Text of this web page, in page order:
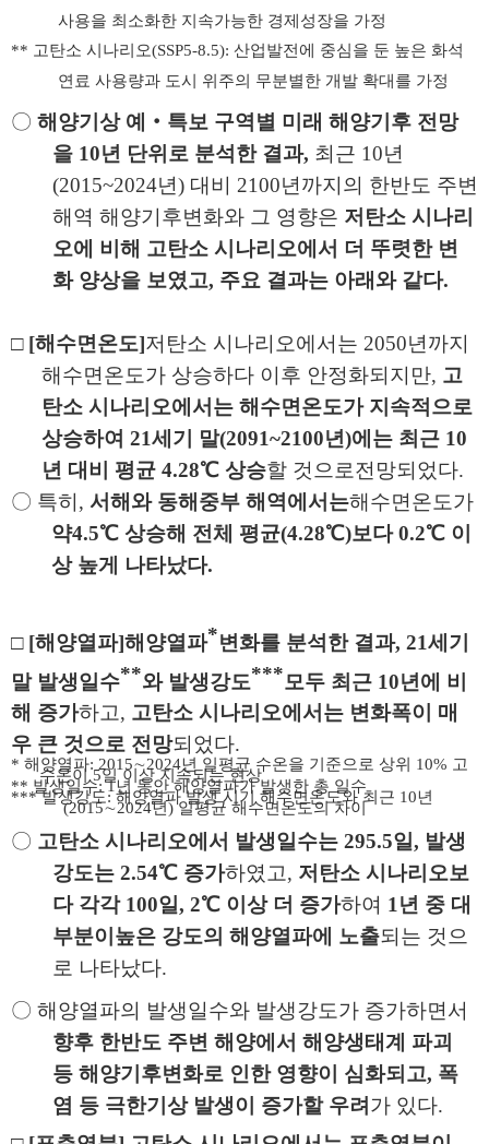
사용을 최소화한 지속가능한 경제성장을 가정
** 고탄소 시나리오(SSP5-8.5): 산업발전에 중심을 둔 높은 화석
연료 사용량과 도시 위주의 무분별한 개발 확대를 가정
〇 해양기상 예 ‧ 특보 구역별 미래 해양기후 전망
을 10년 단위로 분석한 결과, 최근 10년
(2015~2024년) 대비 2100년까지의 한반도 주변
해역 해양기후변화와 그 영향은 저탄소 시나리
오에 비해 고탄소 시나리오에서 더 뚜렷한 변
화 양상을 보였고, 주요 결과는 아래와 같다.
□ [해수면온도]저탄소 시나리오에서는 2050년까지
해수면온도가 상승하다 이후 안정화되지만, 고
탄소 시나리오에서는 해수면온도가 지속적으로
상승하여21세기 말(2091~2100년)에는 최근 10
년 대비 평균4.28℃ 상승할 것으로전망되었다.
〇 특히 , 서해와 동해중부 해역에서는해수면온도가
약4.5℃ 상승해 전체 평균(4.28℃)보다0.2℃ 이
상 높게 나타났다.
□ [해양열파]해양열파*변화를 분석한 결과, 21세기
말 발생일수**와 발생강도***모두 최근 10년에 비
해 증가하고, 고탄소 시나리오에서는 변화폭이 매
우 큰 것으로 전망되었다.
* 해양열파: 2015∼2024년 일평균 수온을 기준으로 상위 10% 고
수온이5일 이상 지속되는 현상
** 발생일수: 1년 동안 해양열파가 발생한 총 일수
***발생강도:해양열파 발생 시기 해수면온도와 최근 10년
(2015∼2024년)일평균 해수면온도의 차이
〇 고탄소 시나리오에서 발생일수는 295.5일, 발생
강도는2.54℃ 증가하였고, 저탄소 시나리오보
다 각각 100일, 2℃ 이상 더 증가하여 1년 중 대
부분이 높은 강도의 해양열파에 노출되는 것으
로 나타났다.
〇 해양열파의 발생일수와 발생강도가 증가하면서
향후 한반도 주변 해양에서 해양생태계 파괴
등 해양기후변화로 인한 영향이 심화되고, 폭
염 등 극한기상 발생이 증가할 우려 가 있다.